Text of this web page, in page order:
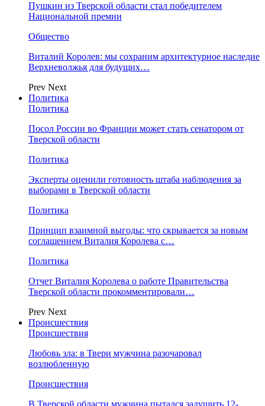
Пушкин из Тверской области стал победителем
Национальной премии
Общество
Виталий Королев: мы сохраним архитектурное наследие
Верхневолжья для будущих…
Prev Next
Политика
Политика
Посол России во Франции может стать сенатором от
Тверской области
Политика
Эксперты оценили готовность штаба наблюдения за
выборами в Тверской области
Политика
Принцип взаимной выгоды: что скрывается за новым
соглашением Виталия Королева с…
Политика
Отчет Виталия Королева о работе Правительства
Тверской области прокомментировали…
Prev Next
Происшествия
Происшествия
Любовь зла: в Твери мужчина разочаровал
возлюбленную
Происшествия
В Тверской области мужчина пытался задушить 12-